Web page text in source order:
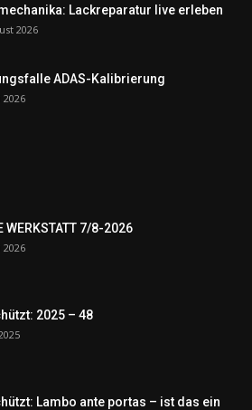
Lackreparatur live erleben
2026
ADAS-Kalibrierung
2026
WERKSTATT 7/8-2026
2026
2025 – 48
Lambo ante portas – ist das ein